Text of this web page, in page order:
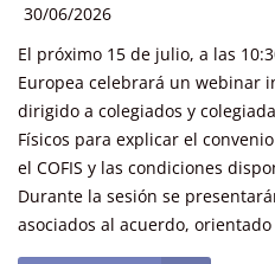
30/06/2026
El próximo 15 de julio, a las
Europea celebrará un webinar
dirigido a colegiados y
Físicos para explicar el
el COFIS y las condiciones
Durante la sesión se
asociados al acuerdo,